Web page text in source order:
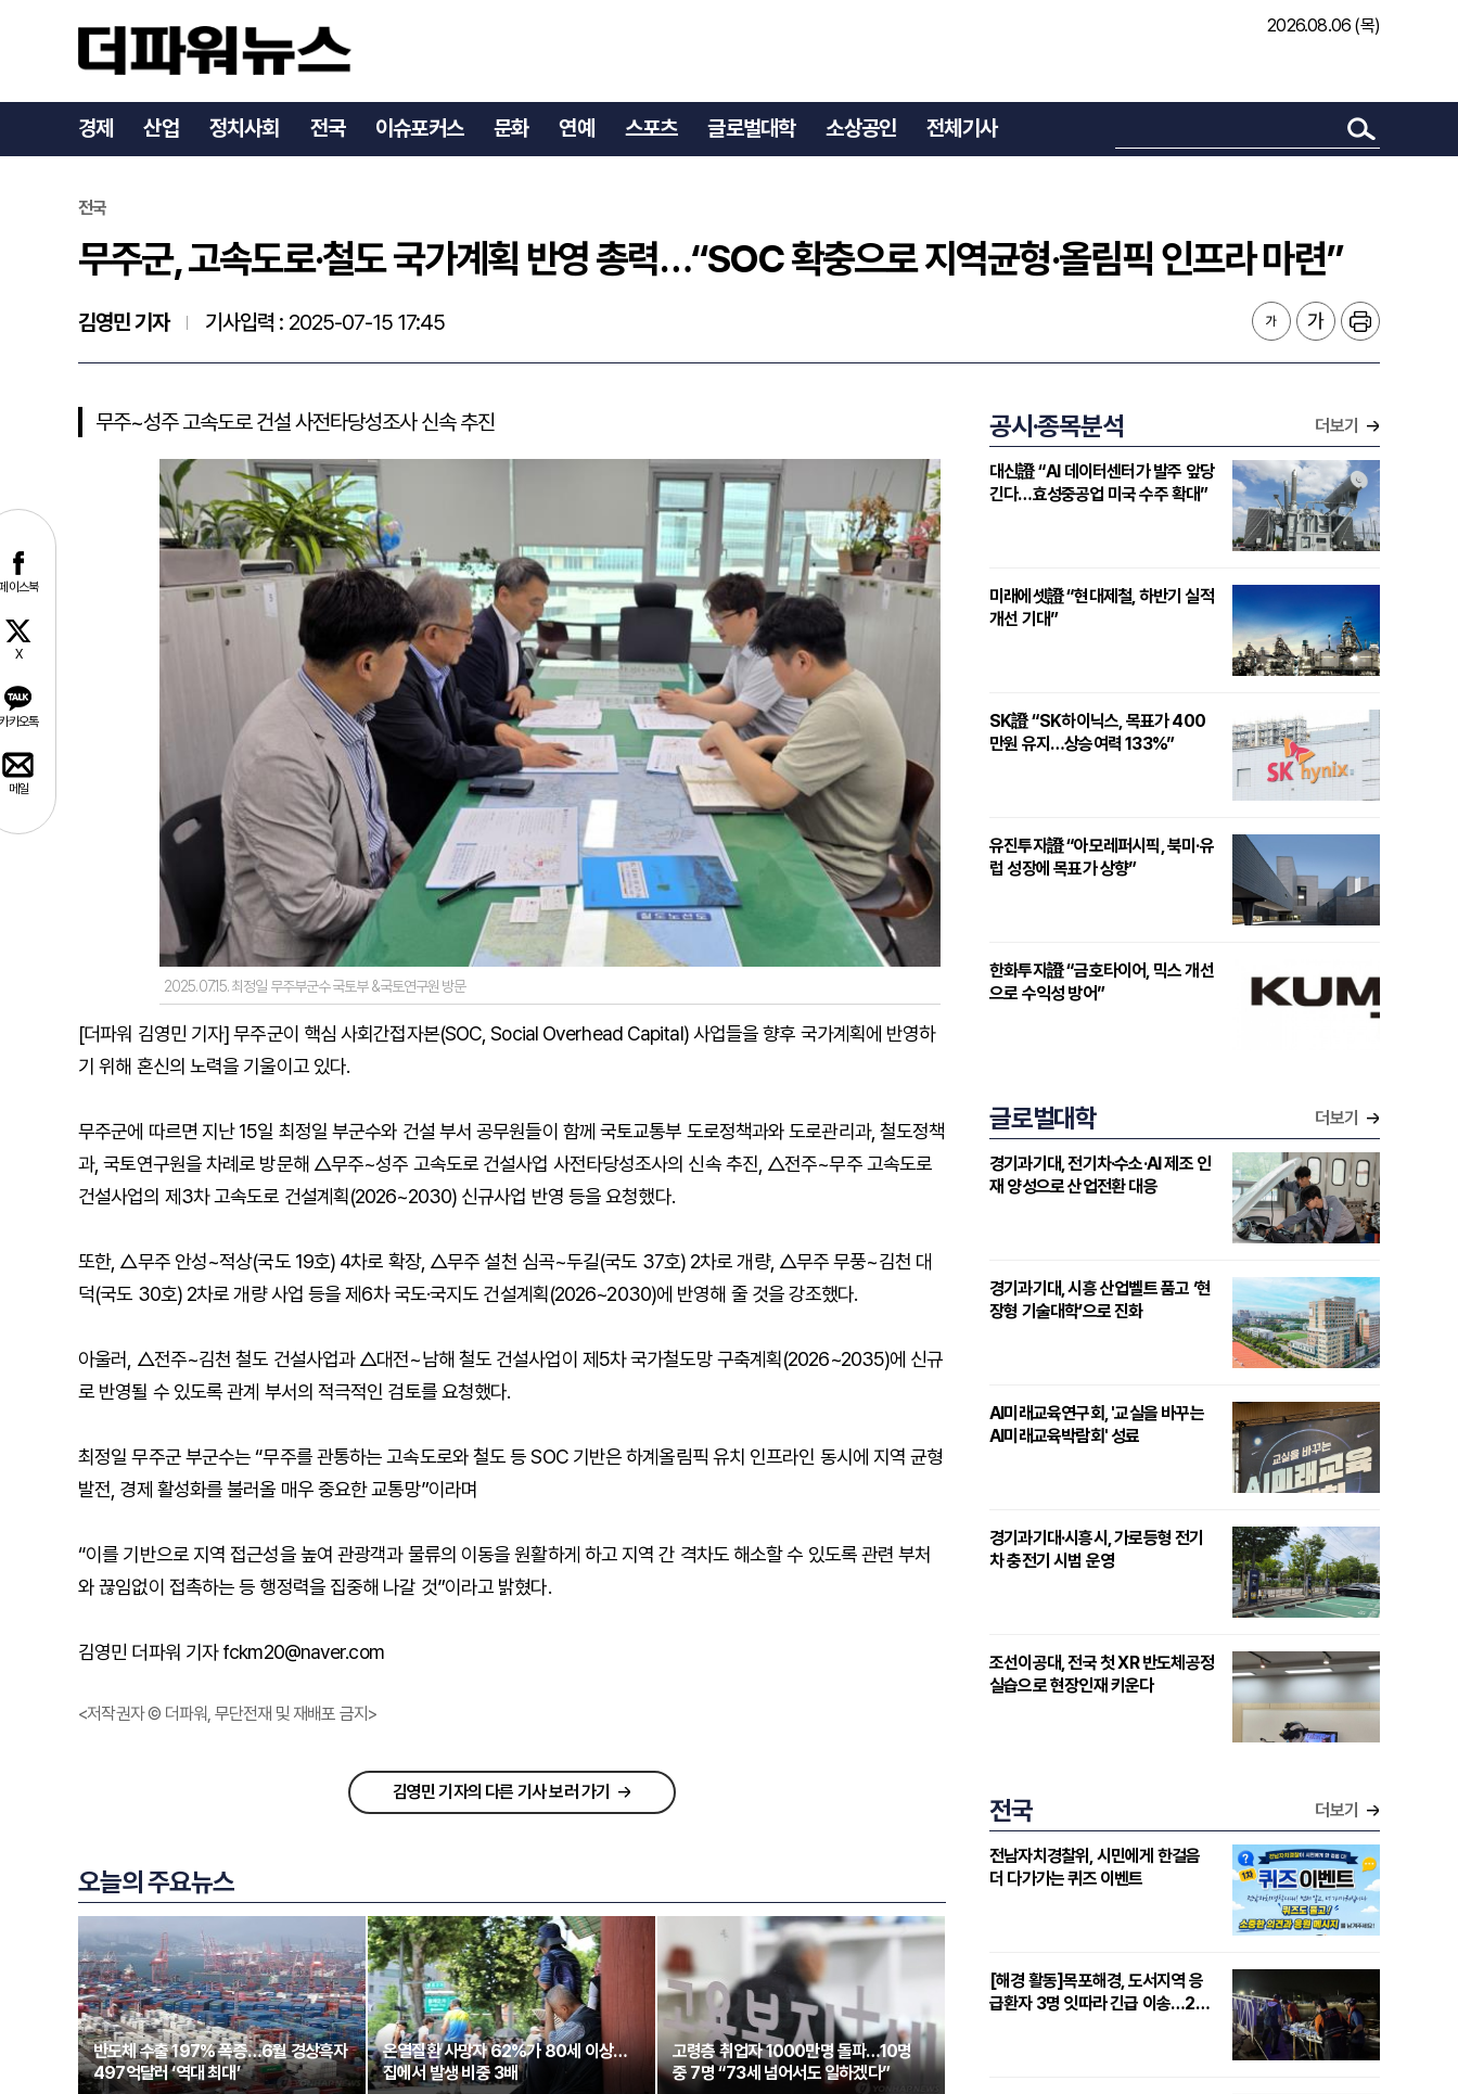
2026.08.06 (목)
경제 산업 정치사회 전국 이슈포커스 문화 연예 스포츠 글로벌대학 소상공인 전체기사
무주군, 고속도로·철도 국가계획 반영 총력…“SOC 확충으로 지역균형·올림픽 인프라 마련”
이스북
X
카오톡
메일
전국
무주군, 고속도로·철도 국가계획 반영 총력…“SOC 확충으로 지역균형·올림픽 인프라 마련”
김영민 기자 기사입력 : 2025-07-15 17:45
무주~성주 고속도로 건설 사전타당성조사 신속 추진
2025.07.15. 최정일 무주부군수 국토부 &국토연구원 방문
[더파워 김영민 기자] 무주군이 핵심 사회간접자본(SOC, Social Overhead Capital) 사업들을 향후 국가계획에 반영하
기 위해 혼신의 노력을 기울이고 있다.
무주군에 따르면 지난 15일 최정일 부군수와 건설 부서 공무원들이 함께 국토교통부 도로정책과와 도로관리과, 철도정책
과, 국토연구원을 차례로 방문해 △무주~성주 고속도로 건설사업 사전타당성조사의 신속 추진, △전주~무주 고속도로
건설사업의 제3차 고속도로 건설계획(2026~2030) 신규사업 반영 등을 요청했다.
또한, △무주 안성~적상(국도 19호) 4차로 확장, △무주 설천 심곡~두길(국도 37호) 2차로 개량, △무주 무풍~김천 대
덕(국도 30호) 2차로 개량 사업 등을 제6차 국도·국지도 건설계획(2026~2030)에 반영해 줄 것을 강조했다.
아울러, △전주~김천 철도 건설사업과 △대전~남해 철도 건설사업이 제5차 국가철도망 구축계획(2026~2035)에 신규
로 반영될 수 있도록 관계 부서의 적극적인 검토를 요청했다.
최정일 무주군 부군수는 “무주를 관통하는 고속도로와 철도 등 SOC 기반은 하계올림픽 유치 인프라인 동시에 지역 균형
발전, 경제 활성화를 불러올 매우 중요한 교통망”이라며
“이를 기반으로 지역 접근성을 높여 관광객과 물류의 이동을 원활하게 하고 지역 간 격차도 해소할 수 있도록 관련 부처
와 끊임없이 접촉하는 등 행정력을 집중해 나갈 것”이라고 밝혔다.
김영민 더파워 기자 fckm20@naver.com
<저작권자 © 더파워, 무단전재 및 재배포 금지>
김영민 기자의 다른 기사 보러 가기
오늘의 주요뉴스
반도체 수출 197% 폭증…6월 경상흑자
497억달러 ‘역대 최대’
온열질환 사망자 62%가 80세 이상…
집에서 발생 비중 3배
고령층 취업자 1000만명 돌파…10명
중 7명 “73세 넘어서도 일하겠다”
공시·종목분석 더보기
대신證 “AI 데이터센터가 발주 앞당
긴다…효성중공업 미국 수주 확대”
미래에셋證 “현대제철, 하반기 실적
개선 기대”
SK證 “SK하이닉스, 목표가 400
만원 유지…상승여력 133%”
유진투자證 “아모레퍼시픽, 북미·유
럽 성장에 목표가 상향”
한화투자證 “금호타이어, 믹스 개선
으로 수익성 방어”
글로벌대학 더보기
경기과기대, 전기차·수소·AI 제조 인
재 양성으로 산업전환 대응
경기과기대, 시흥 산업벨트 품고 ‘현
장형 기술대학’으로 진화
AI미래교육연구회, '교실을 바꾸는
AI미래교육박람회' 성료
경기과기대·시흥시, 가로등형 전기
차 충전기 시범 운영
조선이공대, 전국 첫 XR 반도체공정
실습으로 현장인재 키운다
전국 더보기
전남자치경찰위, 시민에게 한걸음
더 다가가는 퀴즈 이벤트
[해경 활동]목포해경, 도서지역 응
급환자 3명 잇따라 긴급 이송…24